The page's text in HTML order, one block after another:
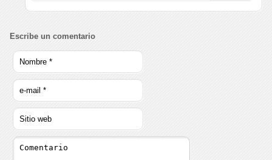
Escribe un comentario